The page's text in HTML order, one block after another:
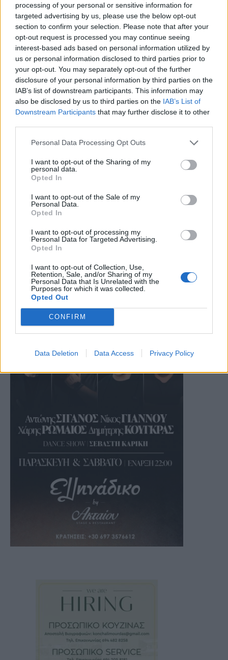
processing of your personal or sensitive information for
targeted advertising by us, please use the below opt-out
section to confirm your selection. Please note that after your
opt-out request is processed you may continue seeing
interest-based ads based on personal information utilized by
us or personal information disclosed to third parties prior to
your opt-out. You may separately opt-out of the further
disclosure of your personal information by third parties on the
IAB’s list of downstream participants. This information may
also be disclosed by us to third parties on the IAB’s List of
Downstream Participants that may further disclose it to other
Personal Data Processing Opt Outs
I want to opt-out of the Sharing of my
personal data.
Opted In
I want to opt-out of the Sale of my
Personal Data.
Opted In
I want to opt-out of processing my
Personal Data for Targeted Advertising.
Opted In
I want to opt-out of Collection, Use,
Retention, Sale, and/or Sharing of my
Personal Data that Is Unrelated with the
Purposes for which it was collected.
Opted Out
CONFIRM
Data Deletion Data Access Privacy Policy